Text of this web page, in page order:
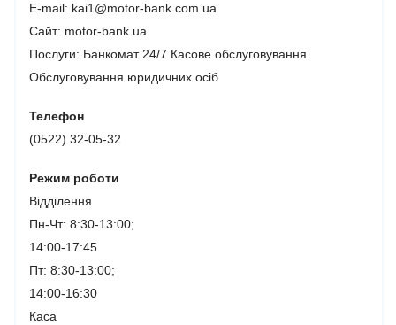
E-mail: kai1@motor-bank.com.ua
Сайт: motor-bank.ua
Послуги: Банкомат 24/7 Касове обслуговування
Обслуговування юридичних осіб
Телефон
(0522) 32-05-32
Режим роботи
Відділення
Пн-Чт: 8:30-13:00;
14:00-17:45
Пт: 8:30-13:00;
14:00-16:30
Каса